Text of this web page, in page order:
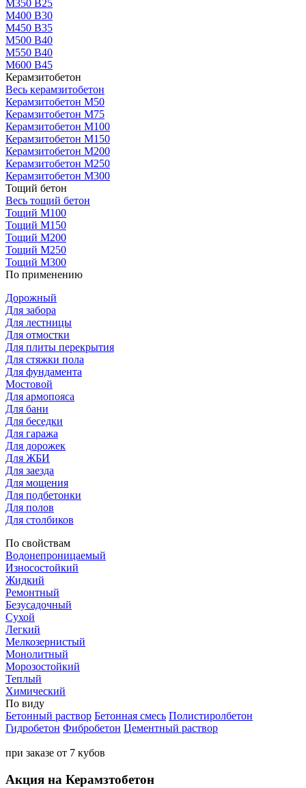
М350 В25
М400 В30
М450 В35
М500 В40
М550 В40
М600 В45
Керамзитобетон
Весь керамзитобетон
Керамзитобетон М50
Керамзитобетон М75
Керамзитобетон М100
Керамзитобетон М150
Керамзитобетон М200
Керамзитобетон М250
Керамзитобетон М300
Тощий бетон
Весь тощий бетон
Тощий М100
Тощий М150
Тощий М200
Тощий М250
Тощий М300
По применению
Дорожный
Для забора
Для лестницы
Для отмостки
Для плиты перекрытия
Для стяжки пола
Для фундамента
Мостовой
Для армопояса
Для бани
Для беседки
Для гаража
Для дорожек
Для ЖБИ
Для заезда
Для мощения
Для подбетонки
Для полов
Для столбиков
По свойствам
Водонепроницаемый
Износостойкий
Жидкий
Ремонтный
Безусадочный
Сухой
Легкий
Мелкозернистый
Монолитный
Морозостойкий
Теплый
Химический
По виду
Бетонный раствор Бетонная смесь Полистиролбетон
Гидробетон Фибробетон Цементный раствор
при заказе от 7 кубов
Акция на Керамзтобетон